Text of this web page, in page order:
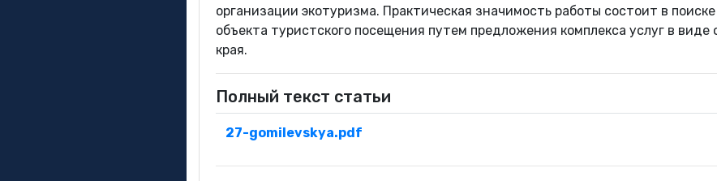
организации экотуризма. Практическая значимость работы состоит в
объекта туристского посещения путем предложения комплекса услуг в
края.
Полный текст статьи
27-gomilevskya.pdf